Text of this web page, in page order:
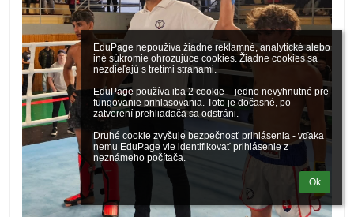
EduPage nepoužíva žiadne reklamné, analytické alebo
iné súkromie ohrozujúce cookies. Žiadne cookies sa
nezdieľajú s tretími stranami.
EduPage používa iba 2 cookie – jedno nevyhnutné pre
fungovanie prihlasovania. Toto je dočasné, po
zatvorení prehliadača sa odstráni.
Druhé cookie zvyšuje bezpečnosť prihlásenia - vďaka
nemu EduPage vie identifikovať prihlásenie z
neznámeho počítača.
Ok